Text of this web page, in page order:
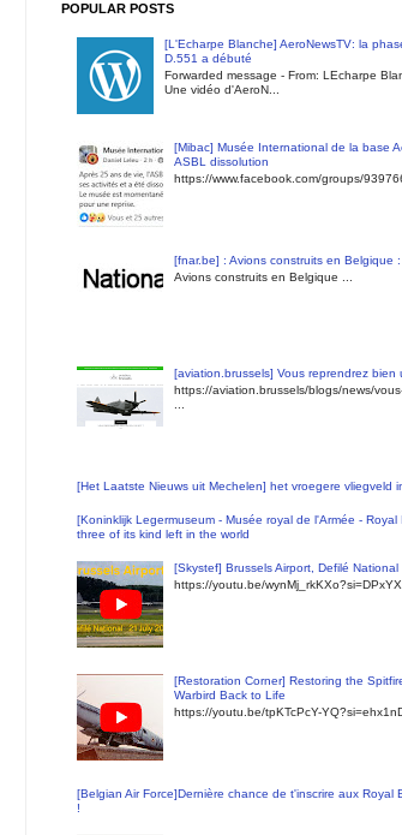
POPULAR POSTS
[L'Echarpe Blanche] AeroNewsTV: la
D.551 a débuté
Forwarded message - From: LEcharpe
Une vidéo d'AeroN...
[Mibac] Musée International de la base
ASBL dissolution
https://www.facebook.com/groups/
[fnar.be] : Avions construits en Belgique
Avions construits en Belgique ...
[aviation.brussels] Vous reprendrez bien
https://aviation.brussels/blogs/news/
[Het Laatste Nieuws uit Mechelen] het vroegere vliegveld
[Koninklijk Legermuseum - Musée royal de l'Armée -
three of its kind left in the world
[Skystef] Brussels Airport, Defilé
https://youtu.be/
[Restoration Corner] Restoring the
Warbird Back to Life
https://youtu.be/tpKTcPcY-
[Belgian Air Force]Dernière chance de t'inscrire aux Royal
!